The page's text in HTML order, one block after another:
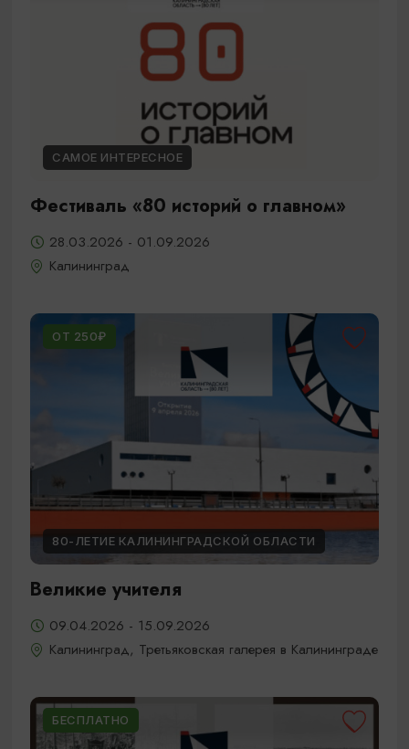
САМОЕ ИНТЕРЕСНОЕ
Фестиваль «80 историй о главном»
28.03.2026 - 01.09.2026
Калининград
ОТ 250₽
80-ЛЕТИЕ КАЛИНИНГРАДСКОЙ ОБЛАСТИ
Великие учителя
09.04.2026 - 15.09.2026
Калининград, Третьяковская галерея в Калининграде
БЕСПЛАТНО